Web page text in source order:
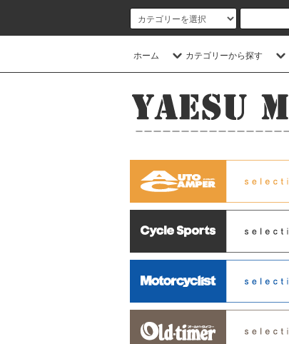
ホーム カテゴリーから探す